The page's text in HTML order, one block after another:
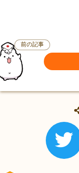
前の記事